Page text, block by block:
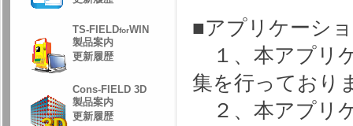
■アプリケーシ
１、本アプリ
集を行っており
２、本アプリ
TS-FIELDforWIN
製品案内
更新履歴
Cons-FIELD 3D
製品案内
更新履歴